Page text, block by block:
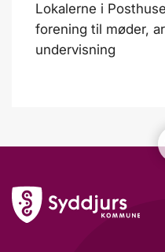
Lokalerne i
forening til møder,
undervisning